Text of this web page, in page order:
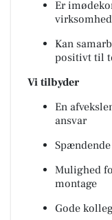
Er
Kan
positivt til
Vi tilbyder
En
ansvar
Mulighed
montage
Gode